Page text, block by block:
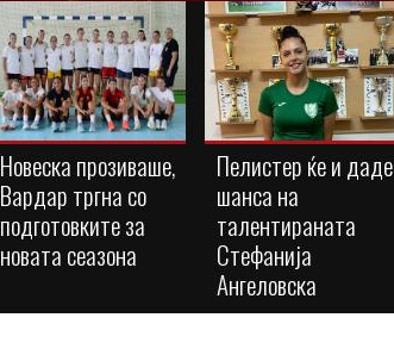
Новеска прозиваше,
Вардар тргна со
подготовките за
новата сеазона
Пелистер ќе и даде
шанса на
талентираната
Стефанија
Ангеловска